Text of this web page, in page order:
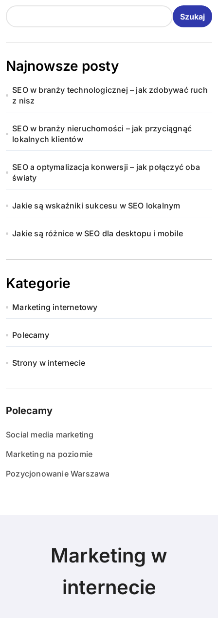
Szukaj
Najnowsze posty
SEO w branży technologicznej – jak zdobywać ruch
z nisz
SEO w branży nieruchomości – jak przyciągnąć
lokalnych klientów
SEO a optymalizacja konwersji – jak połączyć oba
światy
Jakie są wskaźniki sukcesu w SEO lokalnym
Jakie są różnice w SEO dla desktopu i mobile
Kategorie
Marketing internetowy
Polecamy
Strony w internecie
Polecamy
Social media marketing
Marketing na poziomie
Pozycjonowanie Warszawa
Marketing w
internecie